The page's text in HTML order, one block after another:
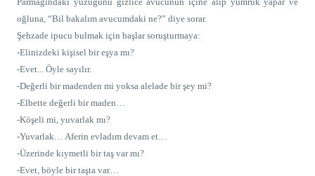
oğluna, “Bil bakalım avucumdaki ne?” diye sorar.
Şehzade ipucu bulmak için başlar soruşturmaya:
-Elinizdeki kişisel bir eşya mı?
-Evet... Öyle sayılır.
-Değerli bir madenden mi yoksa alelade bir şey mi?
-Elbette değerli bir maden…
-Köşeli mi, yuvarlak mı?
-Yuvarlak… Aferin evladım devam et…
-Üzerinde kıymetli bir taş var mı?
-Evet, böyle bir taşta var…